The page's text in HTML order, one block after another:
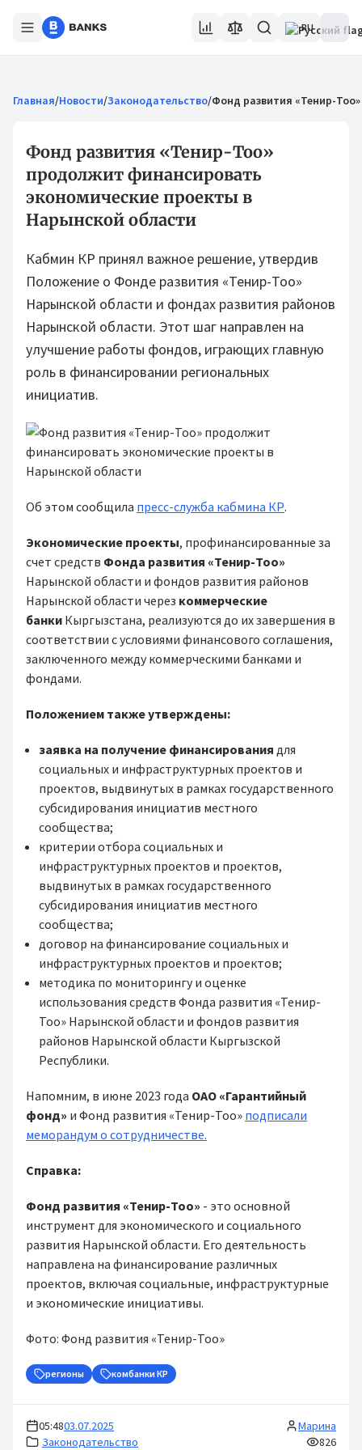
RU
Главная/Новости/Законодательство/Фонд развития «Тенир-
Фонд развития «Тенир-Тоо»
продолжит финансировать
экономические проекты в
Нарынской области
Кабмин КР принял важное решение, утвердив
Положение о Фонде развития «Тенир-Тоо»
Нарынской области и фондах развития районов
Нарынской области. Этот шаг направлен на
улучшение работы фондов, играющих главную
роль в финансировании региональных
инициатив.
Об этом сообщила пресс-служба кабмина КР.
Экономические проекты, профинансированные за
счет средств Фонда развития «Тенир-Тоо»
Нарынской области и фондов развития районов
Нарынской области через коммерческие
банки Кыргызстана, реализуются до их завершения в
соответствии с условиями финансового соглашения,
заключенного между коммерческими банками и
фондами.
Положением также утверждены:
заявка на получение финансирования для
социальных и инфраструктурных проектов и
проектов, выдвинутых в рамках государственного
субсидирования инициатив местного
сообщества;
критерии отбора социальных и
инфраструктурных проектов и проектов,
выдвинутых в рамках государственного
субсидирования инициатив местного
сообщества;
договор на финансирование социальных и
инфраструктурных проектов и проектов;
методика по мониторингу и оценке
использования средств Фонда развития «Тенир-
Тоо» Нарынской области и фондов развития
районов Нарынской области Кыргызской
Республики.
Напомним, в июне 2023 года ОАО «Гарантийный
фонд» и Фонд развития «Тенир-Тоо» подписали
меморандум о сотрудничестве.
Справка:
Фонд развития «Тенир-Тоо» - это основной
инструмент для экономического и социального
развития Нарынской области. Его деятельность
направлена на финансирование различных
проектов, включая социальные, инфраструктурные
и экономические инициативы.
Фото: Фонд развития «Тенир-Тоо»
регионы комбанки КР
05:4803.07.2025
Законодательство
Марина
826